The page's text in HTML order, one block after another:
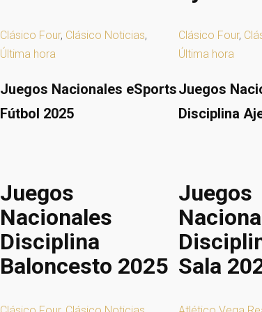
Clásico Four, Clásico Noticias,
Última hora
Juegos Nacionales eSports
Fútbol 2025
Clásico Four,
Última hora
Juegos
Disciplina
Juegos
Nacionales
Disciplina
Baloncesto 2025
Juegos
Sala